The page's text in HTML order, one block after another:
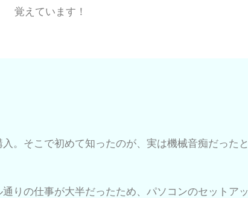
覚えています！
。そこで初めて知ったのが、実は機械音痴だった
りの仕事が大半だったため、パソコンのセットア